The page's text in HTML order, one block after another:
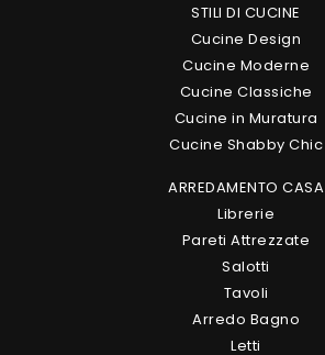
STILI DI CUCINE
Cucine Design
Cucine Moderne
Cucine Classiche
Cucine in Muratura
Cucine Shabby Chic
ARREDAMENTO CASA
Librerie
Pareti Attrezzate
Salotti
Tavoli
Arredo Bagno
Letti